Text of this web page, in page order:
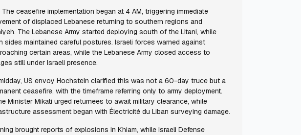
The ceasefire implementation began at 4 AM, triggering immediate
of displaced Lebanese returning to southern regions and
The Lebanese Army started deploying south of the Litani, while
sides maintained careful postures. Israeli forces warned against
certain areas, while the Lebanese Army closed access to
still under Israeli presence.
US envoy Hochstein clarified this was not a 60-day truce but a
ceasefire, with the timeframe referring only to army deployment.
Minister Mikati urged returnees to await military clearance, while
assessment began with Électricité du Liban surveying damage.
brought reports of explosions in Khiam, while Israeli Defense